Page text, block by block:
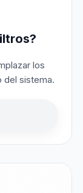
los
del sistema.